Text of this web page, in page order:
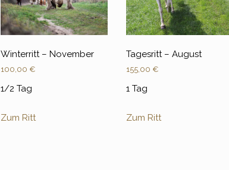
Winterritt – November
100,00 €
1/2 Tag
Zum Ritt
Tagesritt – August
155,00 €
1 Tag
Zum Ritt